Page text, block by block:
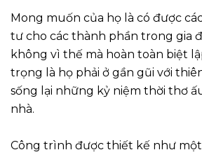
Mong muốn của họ là có được
tư cho các thành phần trong gia
không vì thế mà hoàn toàn biệt
trọng là họ phải ở gần gũi với
sống lại những kỷ niệm thời thơ
nhà.
Công trình được thiết kế như một